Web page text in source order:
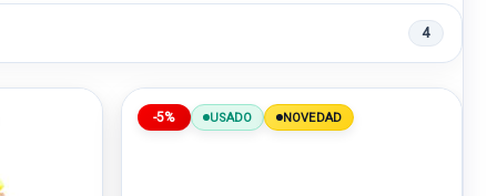
4
-5% USADO NOVEDAD